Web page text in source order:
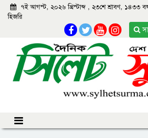
৭ই আগস্ট, ২০২৬ খ্রিস্টাব্দ , ২৩শে শ্রাবণ, ১৪৩৩
হিজরি